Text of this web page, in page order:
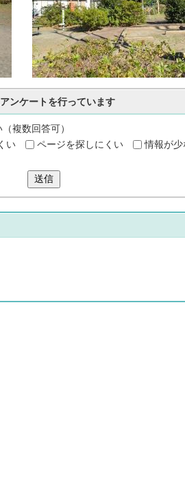
ンケートを行っています
複数回答可）
い ページを探しにくい 情報が少
送信